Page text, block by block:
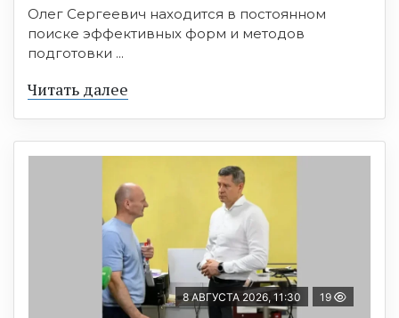
Олег Сергеевич находится в постоянном
поиске эффективных форм и методов
подготовки ...
Читать далее
8 АВГУСТА 2026, 11:30 19